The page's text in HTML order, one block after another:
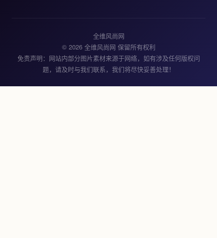
全维风尚网
© 2026 全维风尚网 保留所有权利
免责声明：网站内部分图片素材来源于网络，如有涉及任何版权问
题，请及时与我们联系，我们将尽快妥善处理！